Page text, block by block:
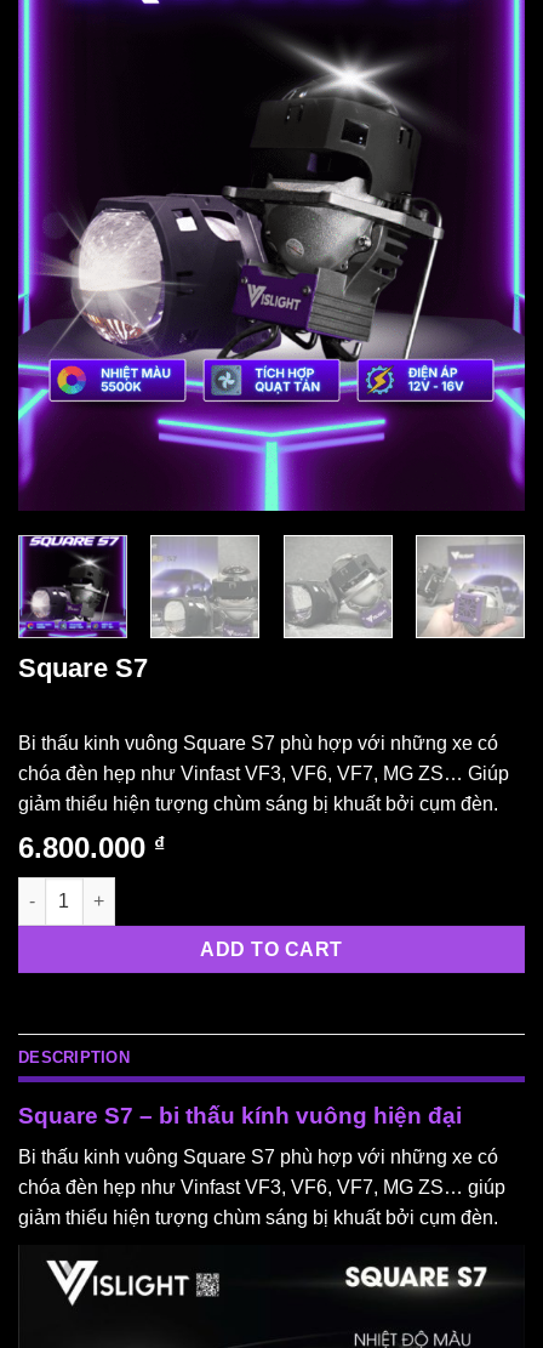
Square S7
Bi thấu kinh vuông Square S7 phù hợp với những xe có
chóa đèn hẹp như Vinfast VF3, VF6, VF7, MG ZS… Giúp
giảm thiểu hiện tượng chùm sáng bị khuất bởi cụm đèn.
6.800.000 ₫
Square S7 quantity
ADD TO CART
DESCRIPTION
Square S7 – bi thấu kính vuông hiện đại
Bi thấu kinh vuông Square S7 phù hợp với những xe có
chóa đèn hẹp như Vinfast VF3, VF6, VF7, MG ZS… giúp
giảm thiểu hiện tượng chùm sáng bị khuất bởi cụm đèn.